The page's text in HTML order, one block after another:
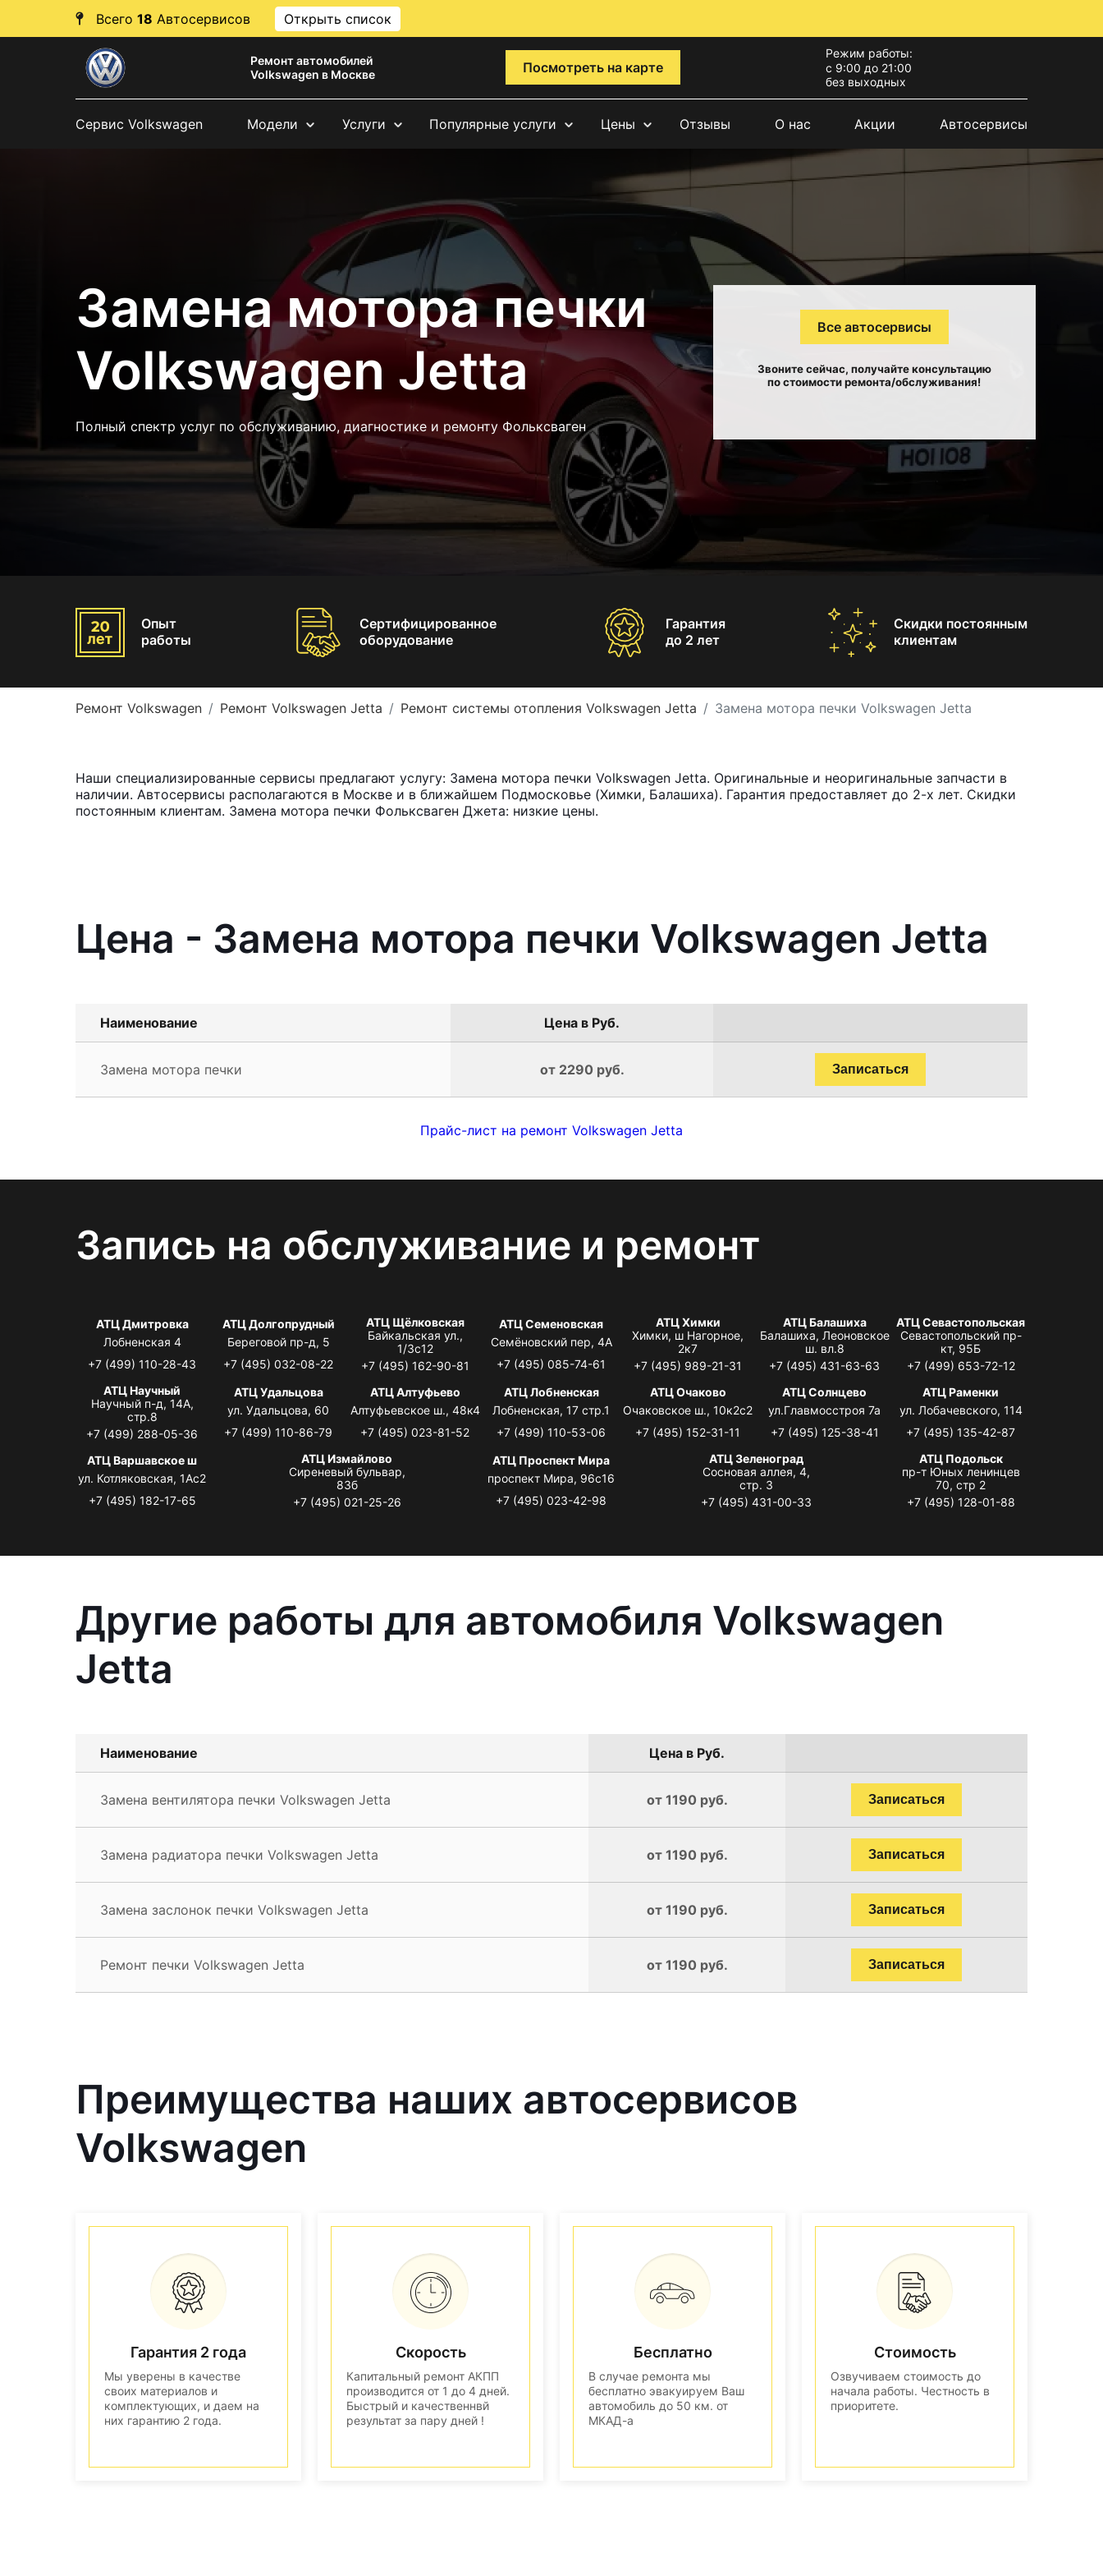
Всего 18 Автосервисов Открыть список
Ремонт автомобилей
Volkswagen в Москве
Посмотреть на карте
Режим работы:
с 9:00 до 21:00
без выходных
Сервис Volkswagen Модели Услуги Популярные услуги Цены Отзывы О нас Акции Автосервисы
Замена мотора печки
Volkswagen Jetta
Полный спектр услуг по обслуживанию, диагностике и ремонту Фольксваген
Все автосервисы
Звоните сейчас, получайте консультацию
по стоимости ремонта/обслуживания!
Опыт
работы
Сертифицированное
оборудование
Гарантия
до 2 лет
Скидки постоянным
клиентам
Ремонт Volkswagen Ремонт Volkswagen Jetta Ремонт системы отопления Volkswagen Jetta Замена мотора печки Volkswagen Jetta
Наши специализированные сервисы предлагают услугу: Замена мотора печки Volkswagen Jetta. Оригинальные и неоригинальные запчасти в
наличии. Автосервисы располагаются в Москве и в ближайшем Подмосковье (Химки, Балашиха). Гарантия предоставляет до 2-х лет. Скидки
постоянным клиентам. Замена мотора печки Фольксваген Джета: низкие цены.
Цена - Замена мотора печки Volkswagen Jetta
Наименование Цена в Руб.
Замена мотора печки от 2290 руб. Записаться
Прайс-лист на ремонт Volkswagen Jetta
Запись на обслуживание и ремонт
АТЦ Дмитровка
Лобненская 4
+7 (499) 110-28-43
АТЦ Долгопрудный
Береговой пр-д, 5
+7 (495) 032-08-22
АТЦ Щёлковская
Байкальская ул.,
1/3с12
+7 (495) 162-90-81
АТЦ Семеновская
Семёновский пер, 4А
+7 (495) 085-74-61
АТЦ Химки
Химки, ш Нагорное,
2к7
+7 (495) 989-21-31
АТЦ Балашиха
Балашиха, Леоновское
ш. вл.8
+7 (495) 431-63-63
АТЦ Севастопольская
Севастопольский пр-
кт, 95Б
+7 (499) 653-72-12
АТЦ Научный
Научный п-д, 14А,
стр.8
+7 (499) 288-05-36
АТЦ Удальцова
ул. Удальцова, 60
+7 (499) 110-86-79
АТЦ Алтуфьево
Алтуфьевское ш., 48к4
+7 (495) 023-81-52
АТЦ Лобненская
Лобненская, 17 стр.1
+7 (499) 110-53-06
АТЦ Очаково
Очаковское ш., 10к2с2
+7 (495) 152-31-11
АТЦ Солнцево
ул.Главмосстроя 7а
+7 (495) 125-38-41
АТЦ Раменки
ул. Лобачевского, 114
+7 (495) 135-42-87
АТЦ Варшавское ш
ул. Котляковская, 1Ас2
+7 (495) 182-17-65
АТЦ Измайлово
Сиреневый бульвар,
83б
+7 (495) 021-25-26
АТЦ Проспект Мира
проспект Мира, 96с16
+7 (495) 023-42-98
АТЦ Зеленоград
Сосновая аллея, 4,
стр. 3
+7 (495) 431-00-33
АТЦ Подольск
пр-т Юных ленинцев
70, стр 2
+7 (495) 128-01-88
Другие работы для автомобиля Volkswagen
Jetta
Наименование Цена в Руб.
Замена вентилятора печки Volkswagen Jetta от 1190 руб. Записаться
Замена радиатора печки Volkswagen Jetta от 1190 руб. Записаться
Замена заслонок печки Volkswagen Jetta от 1190 руб. Записаться
Ремонт печки Volkswagen Jetta от 1190 руб. Записаться
Преимущества наших автосервисов
Volkswagen
Гарантия 2 года
Мы уверены в качестве
своих материалов и
комплектующих, и даем на
них гарантию 2 года.
Скорость
Капитальный ремонт АКПП
производится от 1 до 4 дней.
Быстрый и качественнвй
результат за пару дней !
Бесплатно
В случае ремонта мы
бесплатно эвакуируем Ваш
автомобиль до 50 км. от
МКАД-а
Стоимость
Озвучиваем стоимость до
начала работы. Честность в
приоритете.